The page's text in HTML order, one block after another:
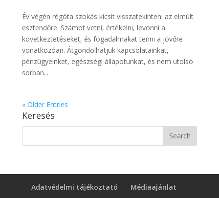
Év végén régóta szokás kicsit visszatekinteni az elmúlt
esztendőre. Számot vetni, értékelni, levonni a
következtetéseket, és fogadalmakat tenni a jövőre
vonatkozóan. Átgondolhatjuk kapcsolatainkat,
pénzügyeinket, egészségi állapotunkat, és nem utolsó
sorban...
« Older Entries
Keresés
Adatvédelmi tájékoztató Médiaajánlat